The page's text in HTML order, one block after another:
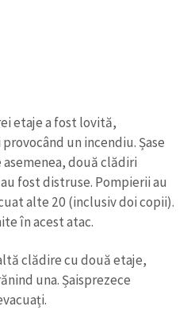
etaje a fost lovită,
un incendiu. Șase
două clădiri
fost distruse. Pompierii au
alte 20 (inclusiv doi copii).
în acest atac.
clădire cu două etaje,
una. Șaisprezece